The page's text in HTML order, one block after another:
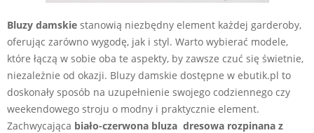
Bluzy damskie stanowią niezbędny element każdej garderoby,
oferując zarówno wygodę, jak i styl. Warto wybierać modele,
które łączą w sobie oba te aspekty, by zawsze czuć się świetnie,
niezależnie od okazji. Bluzy damskie dostępne w ebutik.pl to
doskonały sposób na uzupełnienie swojego codziennego czy
weekendowego stroju o modny i praktycznie element.
Zachwycająca biało-czerwona bluza dresowa rozpinana z